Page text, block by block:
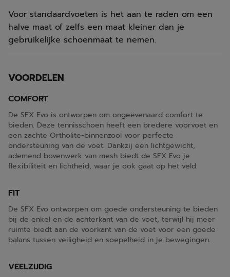
Voor standaardvoeten is het aan te raden om een
halve maat of zelfs een maat kleiner dan je
gebruikelijke schoenmaat te nemen.
VOORDELEN
COMFORT
De SFX Evo is ontworpen om ongeëvenaard comfort te
bieden. Deze tennisschoen heeft een bredere voorvoet en
een zachte Ortholite-binnenzool voor perfecte
ondersteuning van de voet. Dankzij een lichtgewicht,
ademend bovenwerk van mesh biedt de SFX Evo je
flexibiliteit en lichtheid, waar je ook gaat op het veld.
FIT
De SFX Evo ontworpen om goede ondersteuning te bieden
bij de enkel en de achterkant van de voet, terwijl hij meer
ruimte biedt aan de voorkant van de voet voor een goede
balans tussen veiligheid en soepelheid in je bewegingen.
VEELZIJDIG